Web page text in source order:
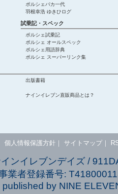
ポルシェバカ一代
羽根幸浩 ゆきひログ
試乗記・スペック
ポルシェ試乗記
ポルシェ オールスペック
ポルシェ用語辞典
ポルシェ スーパーリンク集
出版書籍
ナインイレブン直販商品とは？
個人情報保護方針 サイトマップ｜
ンイレブンデイズ /
業者登録番号:
published by NINE